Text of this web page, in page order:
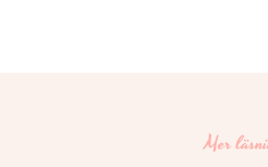
Mer